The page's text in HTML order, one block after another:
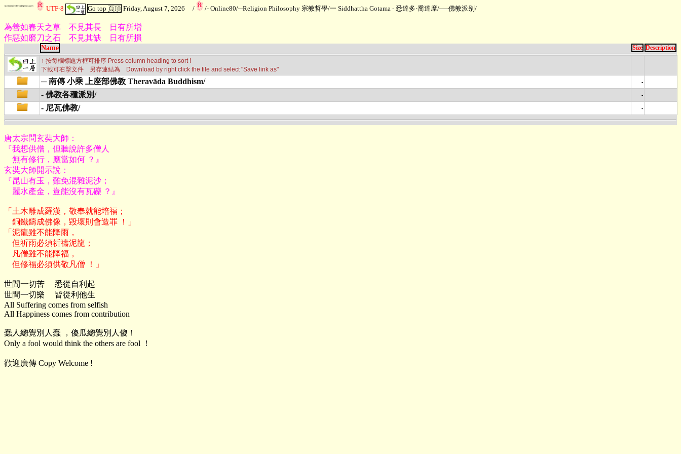
UTF-8 Go top 頁頂 Friday, August 7, 2026 / /- Online80/─Religion Philosophy 宗教哲學/一 Siddhattha Gotama - 悉達多·喬達摩/──佛教派别 /
為善如春天之草 不見其長 日有所增
作惡如磨刀之石 不見其缺 日有所損
Name Size Description
↑ 按每欄標題方框可排序 Press column heading to sort !
下載可右擊文件 另存連結為 Download by right click the file and select "Save link as"
─ 南傳 小乘 上座部佛教 Theravāda Buddhism/ -
- 佛教各種派別/ -
- 尼瓦佛教/ -
唐太宗問玄奘大師：
『我想供僧，但聽說許多僧人
玄奘大師開示說：
『昆山有玉，難免混雜泥沙；
    麗水產金，豈能沒有瓦礫 ？』
「土木雕成羅漢，敬奉就能培福；
「泥龍雖不能降雨，
世間一切苦     悉從自利起
世間一切樂     皆從利他生
All Suffering comes from selfish
All Happiness comes from contribution
蠢人總覺別人蠢 ，傻瓜總覺別人傻！
Only a fool would think the others are fool ！
歡迎廣傳 Copy Welcome !